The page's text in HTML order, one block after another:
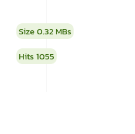
Size0.32 MBs
Hits1055